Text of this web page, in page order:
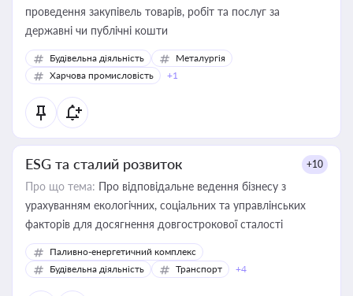
проведення закупівель товарів, робіт та послуг за
державні чи публічні кошти
Будівельна діяльність
Металургія
Харчова промисловість
+1
ESG та сталий розвиток +10
Про що тема: Про відповідальне ведення бізнесу з
урахуванням екологічних, соціальних та управлінських
факторів для досягнення довгострокової сталості
Паливно-енергетичний комплекс
Будівельна діяльність
Транспорт +4